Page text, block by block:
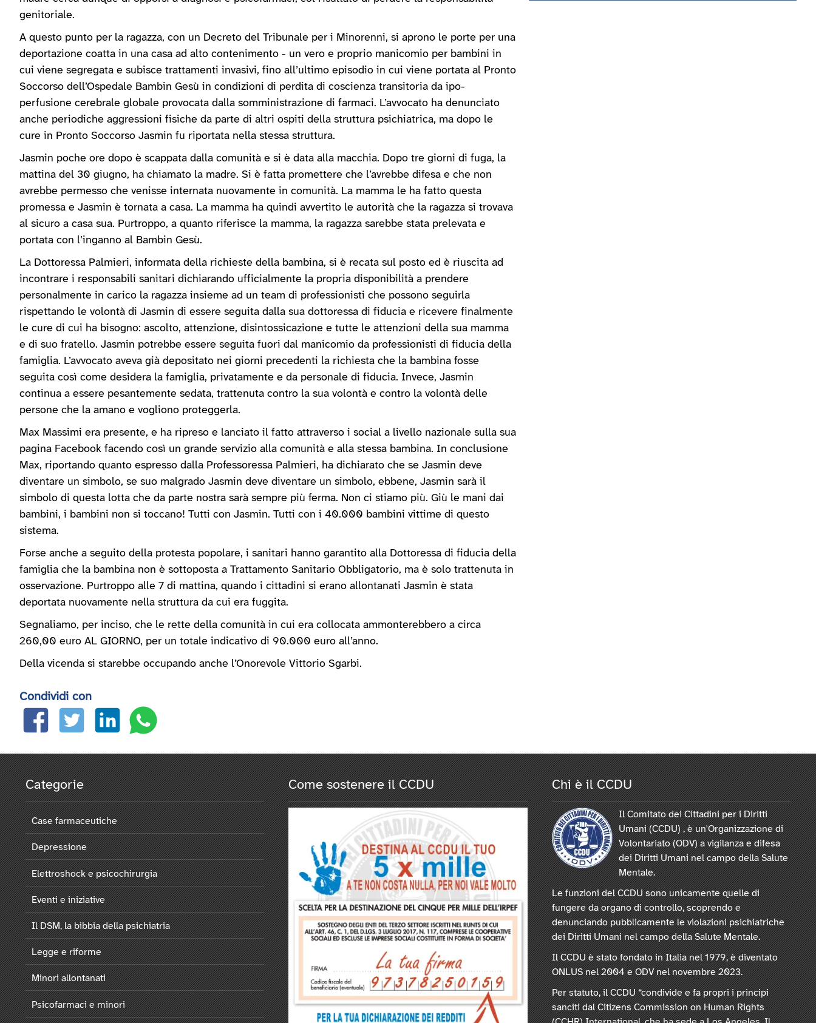
genitoriale.
A questo punto per la ragazza, con un Decreto del Tribunale per i Minorenni, si aprono le porte per una
deportazione coatta in una casa ad alto contenimento - un vero e proprio manicomio per bambini in
cui viene segregata e subisce trattamenti invasivi, fino all’ultimo episodio in cui viene portata al Pronto
Soccorso dell’Ospedale Bambin Gesù in condizioni di perdita di coscienza transitoria da ipo-
perfusione cerebrale globale provocata dalla somministrazione di farmaci. L’avvocato ha denunciato
anche periodiche aggressioni fisiche da parte di altri ospiti della struttura psichiatrica, ma dopo le
cure in Pronto Soccorso Jasmin fu riportata nella stessa struttura.
Jasmin poche ore dopo è scappata dalla comunità e si è data alla macchia. Dopo tre giorni di fuga, la
mattina del 30 giugno, ha chiamato la madre. Si è fatta promettere che l’avrebbe difesa e che non
avrebbe permesso che venisse internata nuovamente in comunità. La mamma le ha fatto questa
promessa e Jasmin è tornata a casa. La mamma ha quindi avvertito le autorità che la ragazza si trovava
al sicuro a casa sua. Purtroppo, a quanto riferisce la mamma, la ragazza sarebbe stata prelevata e
portata con l’inganno al Bambin Gesù.
La Dottoressa Palmieri, informata della richieste della bambina, si è recata sul posto ed è riuscita ad
incontrare i responsabili sanitari dichiarando ufficialmente la propria disponibilità a prendere
personalmente in carico la ragazza insieme ad un team di professionisti che possono seguirla
rispettando le volontà di Jasmin di essere seguita dalla sua dottoressa di fiducia e ricevere finalmente
le cure di cui ha bisogno: ascolto, attenzione, disintossicazione e tutte le attenzioni della sua mamma
e di suo fratello. Jasmin potrebbe essere seguita fuori dal manicomio da professionisti di fiducia della
famiglia. L’avvocato aveva già depositato nei giorni precedenti la richiesta che la bambina fosse
seguita così come desidera la famiglia, privatamente e da personale di fiducia. Invece, Jasmin
continua a essere pesantemente sedata, trattenuta contro la sua volontà e contro la volontà delle
persone che la amano e vogliono proteggerla.
Max Massimi era presente, e ha ripreso e lanciato il fatto attraverso i social a livello nazionale sulla sua
pagina Facebook facendo così un grande servizio alla comunità e alla stessa bambina. In conclusione
Max, riportando quanto espresso dalla Professoressa Palmieri, ha dichiarato che se Jasmin deve
diventare un simbolo, se suo malgrado Jasmin deve diventare un simbolo, ebbene, Jasmin sarà il
simbolo di questa lotta che da parte nostra sarà sempre più ferma. Non ci stiamo più. Giù le mani dai
bambini, i bambini non si toccano! Tutti con Jasmin. Tutti con i 40.000 bambini vittime di questo
sistema.
Forse anche a seguito della protesta popolare, i sanitari hanno garantito alla Dottoressa di fiducia della
famiglia che la bambina non è sottoposta a Trattamento Sanitario Obbligatorio, ma è solo trattenuta in
osservazione. Purtroppo alle 7 di mattina, quando i cittadini si erano allontanati Jasmin è stata
deportata nuovamente nella struttura da cui era fuggita.
Segnaliamo, per inciso, che le rette della comunità in cui era collocata ammonterebbero a circa
260,00 euro AL GIORNO, per un totale indicativo di 90.000 euro all’anno.
Della vicenda si starebbe occupando anche l’Onorevole Vittorio Sgarbi.
Condividi con
Categorie
Case farmaceutiche
Depressione
Elettroshock e psicochirurgia
Eventi e iniziative
Il DSM, la bibbia della psichiatria
Legge e riforme
Minori allontanati
Psicofarmaci e minori
Come sostenere il CCDU Chi è il CCDU
Il Comitato dei Cittadini per i Diritti
Umani (CCDU) , è un'Organizzazione di
Volontariato (ODV) a vigilanza e difesa
dei Diritti Umani nel campo della Salute
Mentale.
Le funzioni del CCDU sono unicamente quelle di
fungere da organo di controllo, scoprendo e
denunciando pubblicamente le violazioni psichiatriche
dei Diritti Umani nel campo della Salute Mentale.
Il CCDU è stato fondato in Italia nel 1979, è diventato
ONLUS nel 2004 e ODV nel novembre 2023.
Per statuto, il CCDU “condivide e fa propri i principi
sanciti dal Citizens Commission on Human Rights